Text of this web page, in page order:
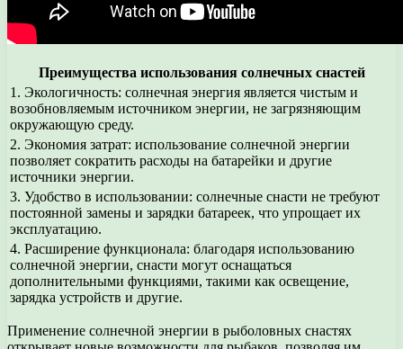
Преимущества использования солнечных снастей
1. Экологичность: солнечная энергия является чистым и
возобновляемым источником энергии, не загрязняющим
окружающую среду.
2. Экономия затрат: использование солнечной энергии
позволяет сократить расходы на батарейки и другие
источники энергии.
3. Удобство в использовании: солнечные снасти не требуют
постоянной замены и зарядки батареек, что упрощает их
эксплуатацию.
4. Расширение функционала: благодаря использованию
солнечной энергии, снасти могут оснащаться
дополнительными функциями, такими как освещение,
зарядка устройств и другие.
Применение солнечной энергии в рыболовных снастях